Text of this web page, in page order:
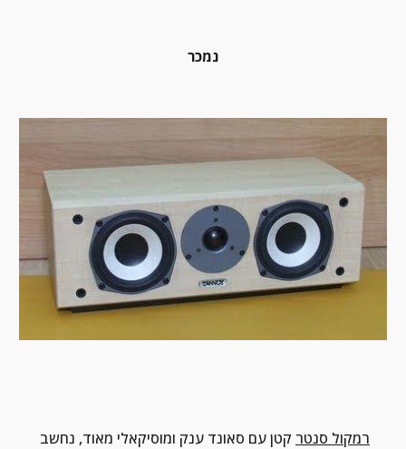
נמכר
רמקול סנטר